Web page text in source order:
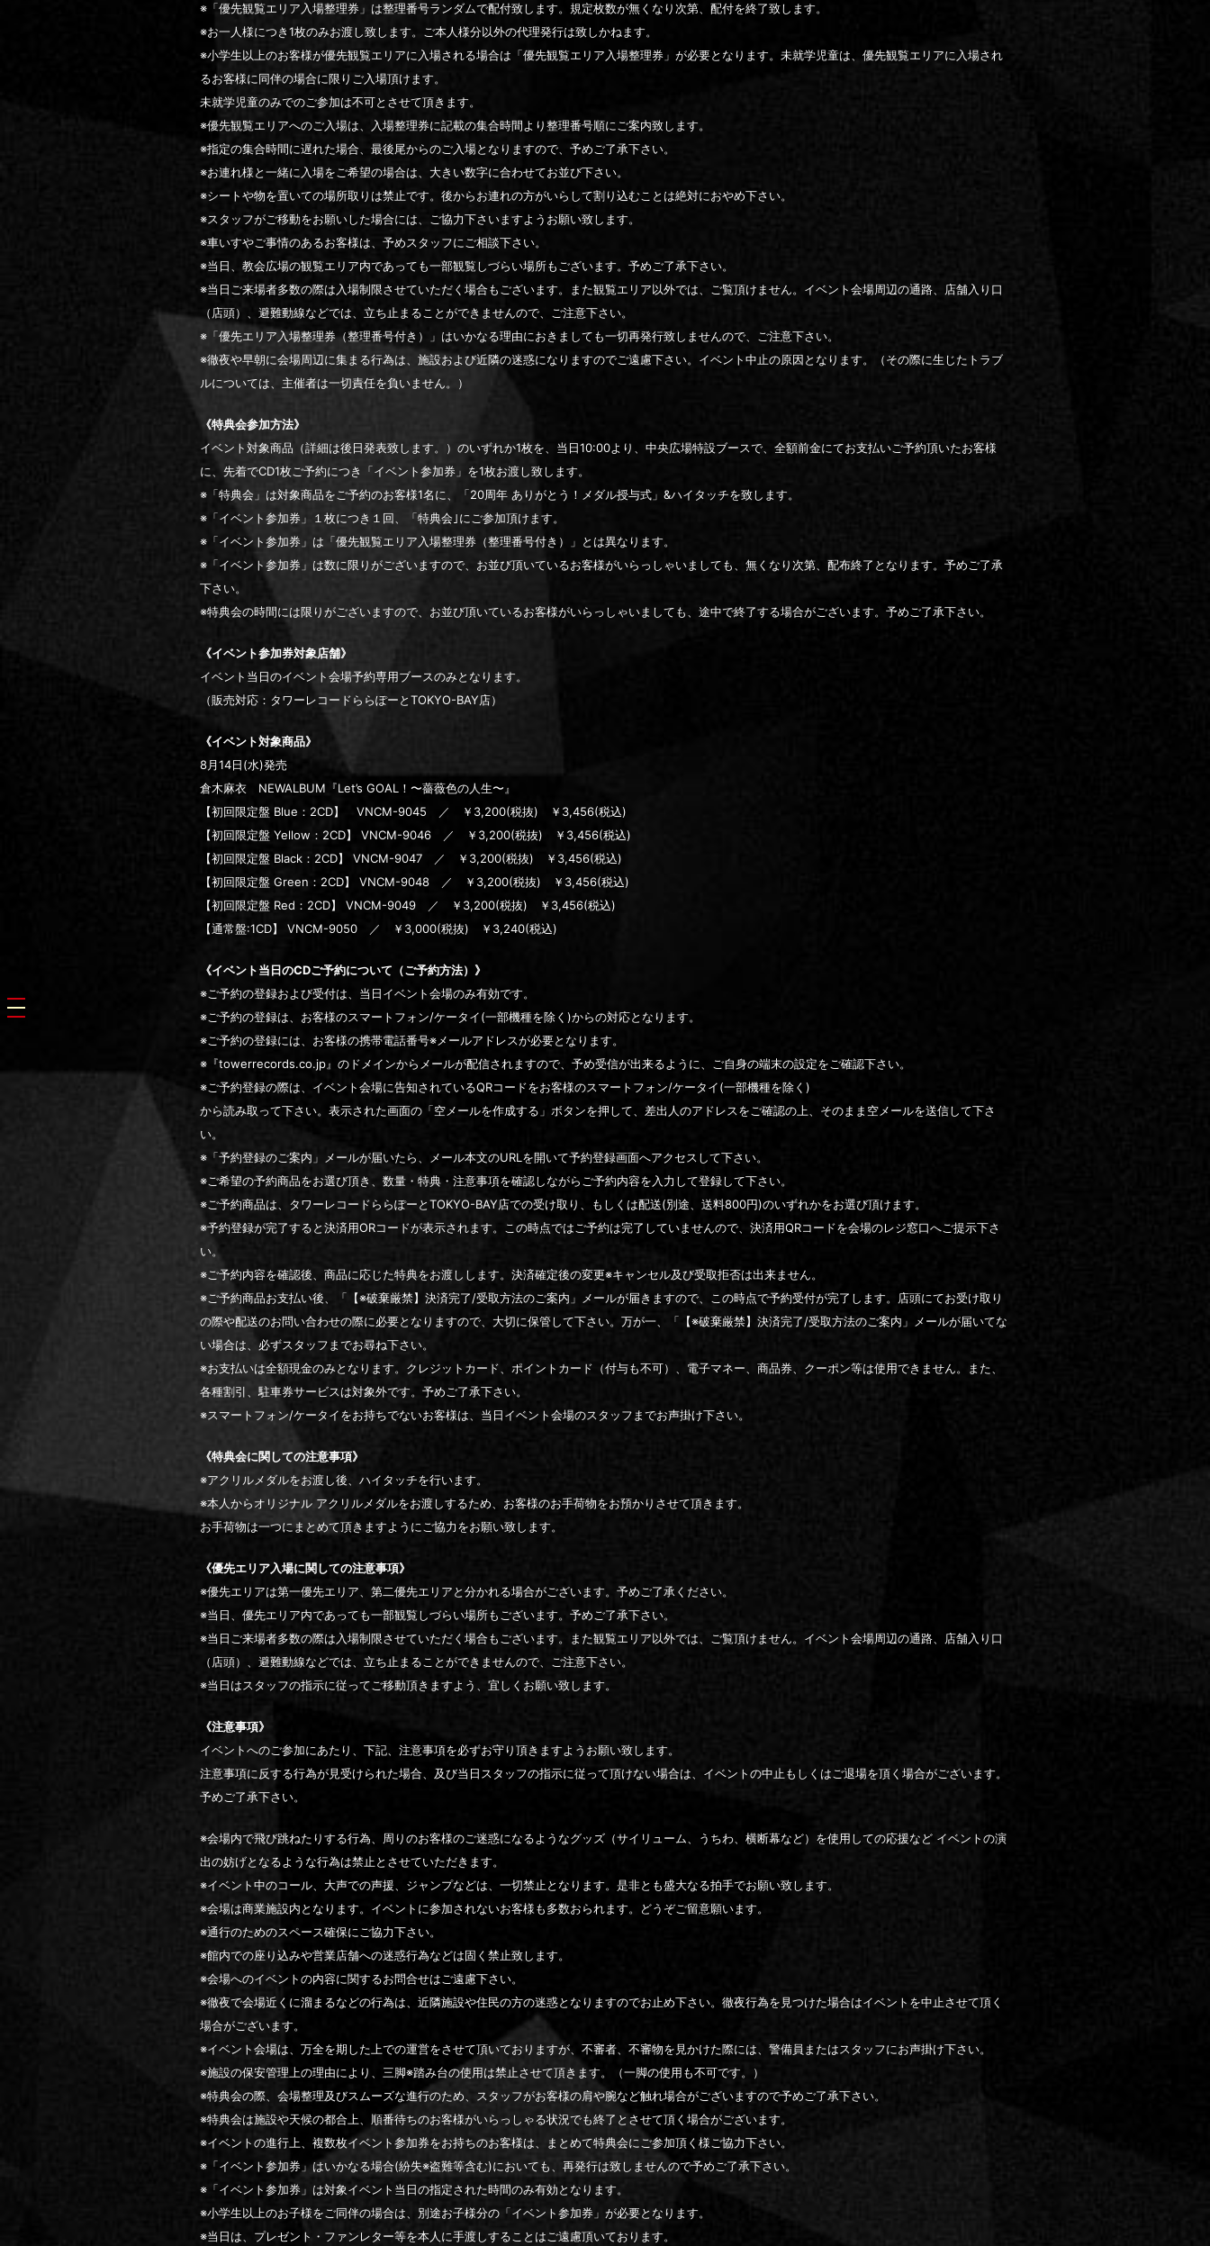
toggle navigation
※「優先観覧エリア入場整理券」は整理番号ランダムで配付致します。規定枚数が無くなり次第、配付を終了致します。
※お一人様につき1枚のみお渡し致します。ご本人様分以外の代理発行は致しかねます。
※小学生以上のお客様が優先観覧エリアに入場される場合は「優先観覧エリア入場整理券」が必要となります。未就学児童は、優先観覧エリアに入場され
るお客様に同伴の場合に限りご入場頂けます。
未就学児童のみでのご参加は不可とさせて頂きます。
※優先観覧エリアへのご入場は、入場整理券に記載の集合時間より整理番号順にご案内致します。
※指定の集合時間に遅れた場合、最後尾からのご入場となりますので、予めご了承下さい。
※お連れ様と一緒に入場をご希望の場合は、大きい数字に合わせてお並び下さい。
※シートや物を置いての場所取りは禁止です。後からお連れの方がいらして割り込むことは絶対におやめ下さい。
※スタッフがご移動をお願いした場合には、ご協力下さいますようお願い致します。
※車いすやご事情のあるお客様は、予めスタッフにご相談下さい。
※当日、教会広場の観覧エリア内であっても一部観覧しづらい場所もございます。予めご了承下さい。
※当日ご来場者多数の際は入場制限させていただく場合もございます。また観覧エリア以外では、ご覧頂けません。イベント会場周辺の通路、店舗入り口
（店頭）、避難動線などでは、立ち止まることができませんので、ご注意下さい。
※「優先エリア入場整理券（整理番号付き）」はいかなる理由におきましても一切再発行致しませんので、ご注意下さい。
※徹夜や早朝に会場周辺に集まる行為は、施設および近隣の迷惑になりますのでご遠慮下さい。イベント中止の原因となります。（その際に生じたトラブ
ルについては、主催者は一切責任を負いません。）
《特典会参加方法》
イベント対象商品（詳細は後日発表致します。）のいずれか1枚を、当日10:00より、中央広場特設ブースで、全額前金にてお支払いご予約頂いたお客様
に、先着でCD1枚ご予約につき「イベント参加券」を1枚お渡し致します。
※「特典会」は対象商品をご予約のお客様1名に、「20周年 ありがとう！メダル授与式」&ハイタッチを致します。
※「イベント参加券」１枚につき１回、「特典会｣にご参加頂けます。
※「イベント参加券」は「優先観覧エリア入場整理券（整理番号付き）」とは異なります。
※「イベント参加券」は数に限りがございますので、お並び頂いているお客様がいらっしゃいましても、無くなり次第、配布終了となります。予めご了承
下さい。
※特典会の時間には限りがございますので、お並び頂いているお客様がいらっしゃいましても、途中で終了する場合がございます。予めご了承下さい。
《イベント参加券対象店舗》
イベント当日のイベント会場予約専用ブースのみとなります。
（販売対応：タワーレコードららぽーとTOKYO-BAY店）
《イベント対象商品》
8月14日(水)発売
倉木麻衣 NEWALBUM『Let’s GOAL！〜薔薇色の人生〜』
【初回限定盤 Blue：2CD】 VNCM-9045 ／ ￥3,200(税抜) ￥3,456(税込)
【初回限定盤 Yellow：2CD】 VNCM-9046 ／ ￥3,200(税抜) ￥3,456(税込)
【初回限定盤 Black：2CD】 VNCM-9047 ／ ￥3,200(税抜) ￥3,456(税込)
【初回限定盤 Green：2CD】 VNCM-9048 ／ ￥3,200(税抜) ￥3,456(税込)
【初回限定盤 Red：2CD】 VNCM-9049 ／ ￥3,200(税抜) ￥3,456(税込)
【通常盤:1CD】 VNCM-9050 ／ ￥3,000(税抜) ￥3,240(税込)
《イベント当日のCDご予約について（ご予約方法）》
※ご予約の登録および受付は、当日イベント会場のみ有効です。
※ご予約の登録は、お客様のスマートフォン/ケータイ(一部機種を除く)からの対応となります。
※ご予約の登録には、お客様の携帯電話番号※メールアドレスが必要となります。
※『towerrecords.co.jp』のドメインからメールが配信されますので、予め受信が出来るように、ご自身の端末の設定をご確認下さい。
※ご予約登録の際は、イベント会場に告知されているQRコードをお客様のスマートフォン/ケータイ(一部機種を除く)
から読み取って下さい。表示された画面の「空メールを作成する」ボタンを押して、差出人のアドレスをご確認の上、そのまま空メールを送信して下さ
い。
※「予約登録のご案内」メールが届いたら、メール本文のURLを開いて予約登録画面へアクセスして下さい。
※ご希望の予約商品をお選び頂き、数量・特典・注意事項を確認しながらご予約内容を入力して登録して下さい。
※ご予約商品は、タワーレコードららぽーとTOKYO-BAY店での受け取り、もしくは配送(別途、送料800円)のいずれかをお選び頂けます。
※予約登録が完了すると決済用ORコードが表示されます。この時点ではご予約は完了していませんので、決済用QRコードを会場のレジ窓口へご提示下さ
い。
※ご予約内容を確認後、商品に応じた特典をお渡しします。決済確定後の変更※キャンセル及び受取拒否は出来ません。
※ご予約商品お支払い後、「【※破棄厳禁】決済完了/受取方法のご案内」メールが届きますので、この時点で予約受付が完了します。店頭にてお受け取り
の際や配送のお問い合わせの際に必要となりますので、大切に保管して下さい。万が一、「【※破棄厳禁】決済完了/受取方法のご案内」メールが届いてな
い場合は、必ずスタッフまでお尋ね下さい。
※お支払いは全額現金のみとなります。クレジットカード、ポイントカード（付与も不可）、電子マネー、商品券、クーポン等は使用できません。また、
各種割引、駐車券サービスは対象外です。予めご了承下さい。
※スマートフォン/ケータイをお持ちでないお客様は、当日イベント会場のスタッフまでお声掛け下さい。
《特典会に関しての注意事項》
※アクリルメダルをお渡し後、ハイタッチを行います。
※本人からオリジナル アクリルメダルをお渡しするため、お客様のお手荷物をお預かりさせて頂きます。
お手荷物は一つにまとめて頂きますようにご協力をお願い致します。
《優先エリア入場に関しての注意事項》
※優先エリアは第一優先エリア、第二優先エリアと分かれる場合がございます。予めご了承ください。
※当日、優先エリア内であっても一部観覧しづらい場所もございます。予めご了承下さい。
※当日ご来場者多数の際は入場制限させていただく場合もございます。また観覧エリア以外では、ご覧頂けません。イベント会場周辺の通路、店舗入り口
（店頭）、避難動線などでは、立ち止まることができませんので、ご注意下さい。
※当日はスタッフの指示に従ってご移動頂きますよう、宜しくお願い致します。
《注意事項》
イベントへのご参加にあたり、下記、注意事項を必ずお守り頂きますようお願い致します。
注意事項に反する行為が見受けられた場合、及び当日スタッフの指示に従って頂けない場合は、イベントの中止もしくはご退場を頂く場合がございます。
予めご了承下さい。
※会場内で飛び跳ねたりする行為、周りのお客様のご迷惑になるようなグッズ（サイリューム、うちわ、横断幕など）を使用しての応援など イベントの演
出の妨げとなるような行為は禁止とさせていただきます。
※イベント中のコール、大声での声援、ジャンプなどは、一切禁止となります。是非とも盛大なる拍手でお願い致します。
※会場は商業施設内となります。イベントに参加されないお客様も多数おられます。どうぞご留意願います。
※通行のためのスペース確保にご協力下さい。
※館内での座り込みや営業店舗への迷惑行為などは固く禁止致します。
※会場へのイベントの内容に関するお問合せはご遠慮下さい。
※徹夜で会場近くに溜まるなどの行為は、近隣施設や住民の方の迷惑となりますのでお止め下さい。徹夜行為を見つけた場合はイベントを中止させて頂く
場合がございます。
※イベント会場は、万全を期した上での運営をさせて頂いておりますが、不審者、不審物を見かけた際には、警備員またはスタッフにお声掛け下さい。
※施設の保安管理上の理由により、三脚※踏み台の使用は禁止させて頂きます。（一脚の使用も不可です。）
※特典会の際、会場整理及びスムーズな進行のため、スタッフがお客様の肩や腕など触れ場合がございますので予めご了承下さい。
※特典会は施設や天候の都合上、順番待ちのお客様がいらっしゃる状況でも終了とさせて頂く場合がございます。
※イベントの進行上、複数枚イベント参加券をお持ちのお客様は、まとめて特典会にご参加頂く様ご協力下さい。
※「イベント参加券」はいかなる場合(紛失※盗難等含む)においても、再発行は致しませんので予めご了承下さい。
※「イベント参加券」は対象イベント当日の指定された時間のみ有効となります。
※小学生以上のお子様をご同伴の場合は、別途お子様分の「イベント参加券」が必要となります。
※当日は、プレゼント・ファンレター等を本人に手渡しすることはご遠慮頂いております。